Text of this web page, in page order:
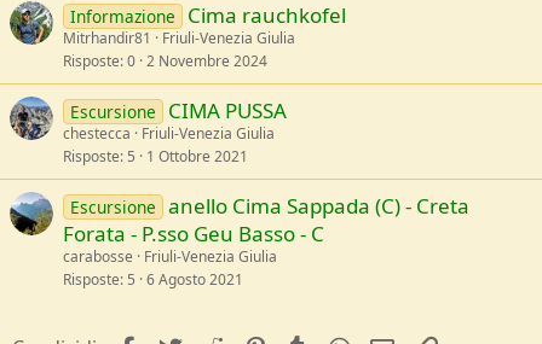
Informazione Cima rauchkofel
Mitrhandir81
Friuli-Venezia Giulia
Risposte 0 2 Novembre 2024
Escursione CIMA PUSSA
chestecca
Friuli-Venezia Giulia
Risposte 5 1 Ottobre 2021
Escursione anello Cima Sappada (C) - Creta
Forata - P.sso Geu Basso - C
carabosse
Friuli-Venezia Giulia
Risposte 5 6 Agosto 2021